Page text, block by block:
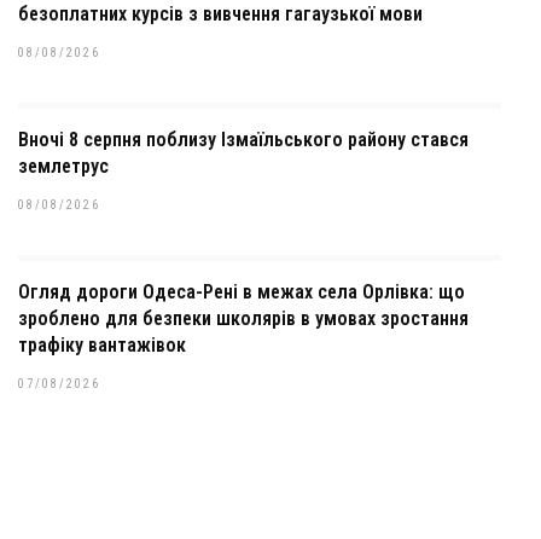
безоплатних курсів з вивчення гагаузької мови
08/08/2026
Вночі 8 серпня поблизу Ізмаїльського району стався
землетрус
08/08/2026
Огляд дороги Одеса-Рені в межах села Орлівка: що
зроблено для безпеки школярів в умовах зростання
трафіку вантажівок
07/08/2026